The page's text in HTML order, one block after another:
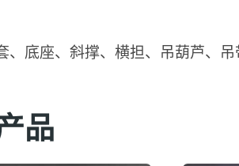
、底座、斜撑、横担、吊葫芦、吊
品